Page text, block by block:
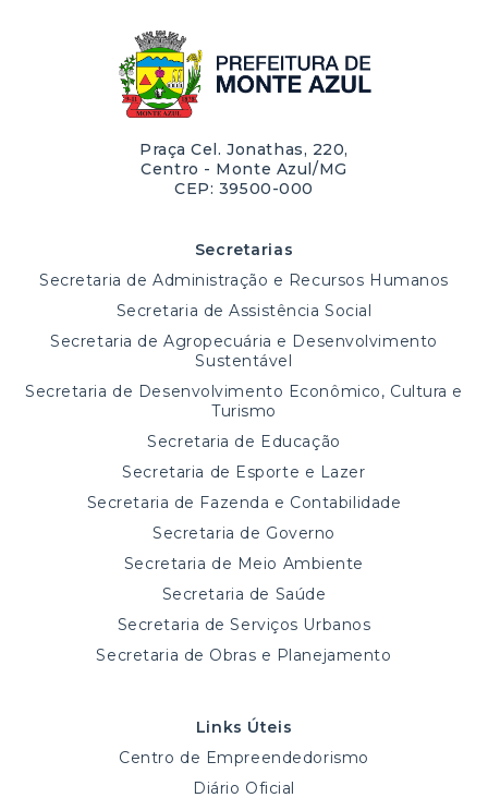
Praça Cel. Jonathas, 220,
Centro - Monte Azul/MG
CEP: 39500-000
Secretarias
Secretaria de Administração e Recursos Humanos
Secretaria de Assistência Social
Secretaria de Agropecuária e Desenvolvimento
Sustentável
Secretaria de Desenvolvimento Econômico, Cultura e
Turismo
Secretaria de Educação
Secretaria de Esporte e Lazer
Secretaria de Fazenda e Contabilidade
Secretaria de Governo
Secretaria de Meio Ambiente
Secretaria de Saúde
Secretaria de Serviços Urbanos
Secretaria de Obras e Planejamento
Links Úteis
Centro de Empreendedorismo
Diário Oficial